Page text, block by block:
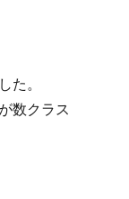
た。
数クラス